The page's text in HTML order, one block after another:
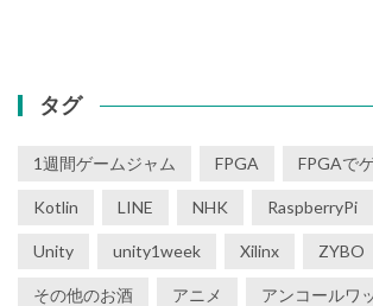
タグ
1週間ゲームジャム FPGA FPGAで
Kotlin LINE NHK RaspberryPi
Unity unity1week Xilinx ZYBO
その他のお酒 アニメ アンコールワ